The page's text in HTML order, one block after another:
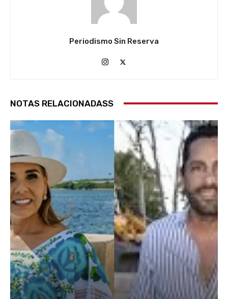
Periodismo Sin Reserva
NOTAS RELACIONADASS